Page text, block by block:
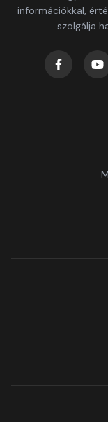
információkkal,
szolgálja